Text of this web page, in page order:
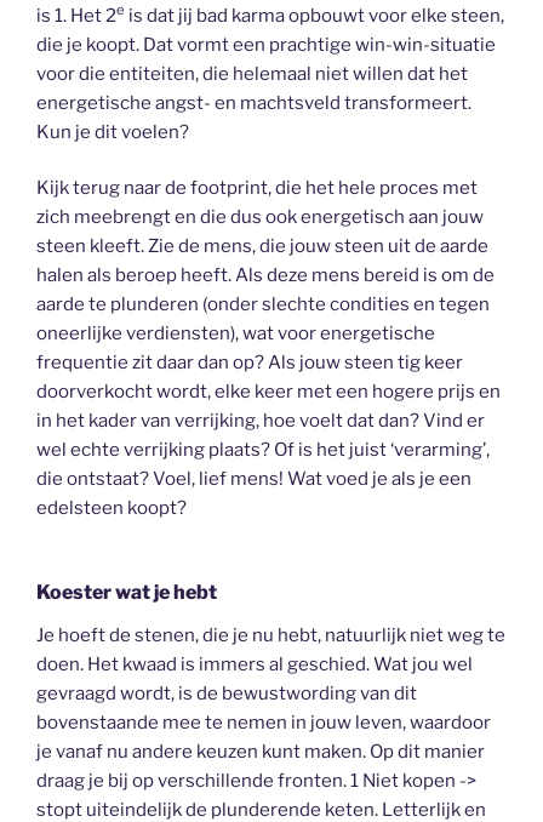
is 1. Het 2e is dat jij bad karma opbouwt voor elke steen,
die je koopt. Dat vormt een prachtige win-win-situatie
voor die entiteiten, die helemaal niet willen dat het
energetische angst- en machtsveld transformeert.
Kun je dit voelen?
Kijk terug naar de footprint, die het hele proces met
zich meebrengt en die dus ook energetisch aan jouw
steen kleeft. Zie de mens, die jouw steen uit de aarde
halen als beroep heeft. Als deze mens bereid is om de
aarde te plunderen (onder slechte condities en tegen
oneerlijke verdiensten), wat voor energetische
frequentie zit daar dan op? Als jouw steen tig keer
doorverkocht wordt, elke keer met een hogere prijs en
in het kader van verrijking, hoe voelt dat dan? Vind er
wel echte verrijking plaats? Of is het juist ‘verarming’,
die ontstaat? Voel, lief mens! Wat voed je als je een
edelsteen koopt?
Koester wat je hebt
Je hoeft de stenen, die je nu hebt, natuurlijk niet weg te
doen. Het kwaad is immers al geschied. Wat jou wel
gevraagd wordt, is de bewustwording van dit
bovenstaande mee te nemen in jouw leven, waardoor
je vanaf nu andere keuzen kunt maken. Op dit manier
draag je bij op verschillende fronten. 1 Niet kopen ->
stopt uiteindelijk de plunderende keten. Letterlijk en